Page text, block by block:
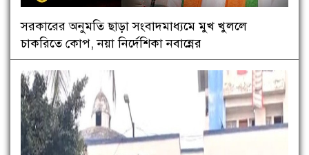
সরকারের অনুমতি ছাড়া সংবাদমাধ্যমে মুখ খুললে
চাকরিতে কোপ, নয়া নির্দেশিকা নবান্নের